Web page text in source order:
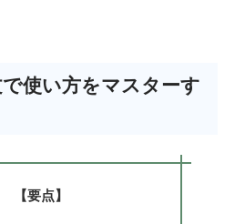
使い方をマスターす
【要点】